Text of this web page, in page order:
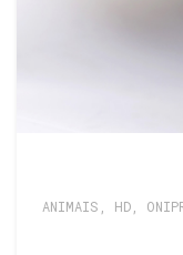
ANIMAIS HD,